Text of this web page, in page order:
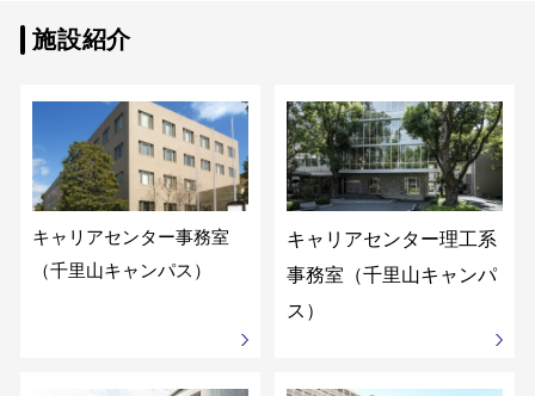
施設紹介
キャリアセンター事務室
（千里山キャンパス）
キャリアセンター理工系
事務室 （千里山キャンパ
ス）